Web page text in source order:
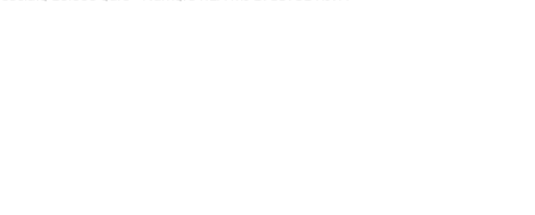
in ogni componente del flusso